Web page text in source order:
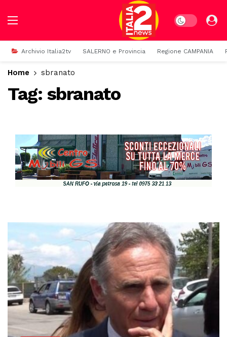
Dark mode
Archivio Italia2tv SALERNO e Provincia Regione CAMPANIA
Home sbranato
Tag: sbranato